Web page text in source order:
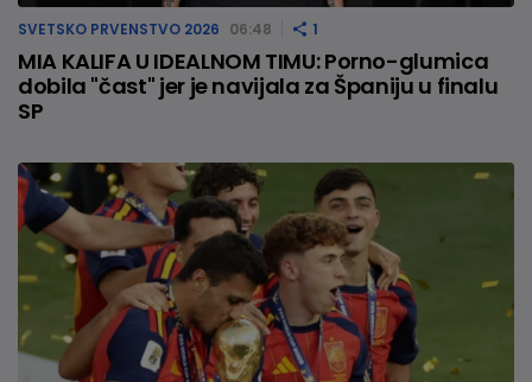
SVETSKO PRVENSTVO 2026 06:48 1
MIA KALIFA U IDEALNOM TIMU: Porno-glumica
dobila "čast" jer je navijala za Španiju u finalu
SP